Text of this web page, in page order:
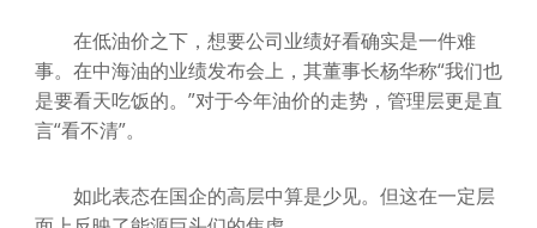
在低油价之下，想要公司业绩好看确实是一件难
事。在中海油的业绩发布会上，其董事长杨华称“我们也
是要看天吃饭的。”对于今年油价的走势，管理层更是直
言“看不清”。
如此表态在国企的高层中算是少见。但这在一定层